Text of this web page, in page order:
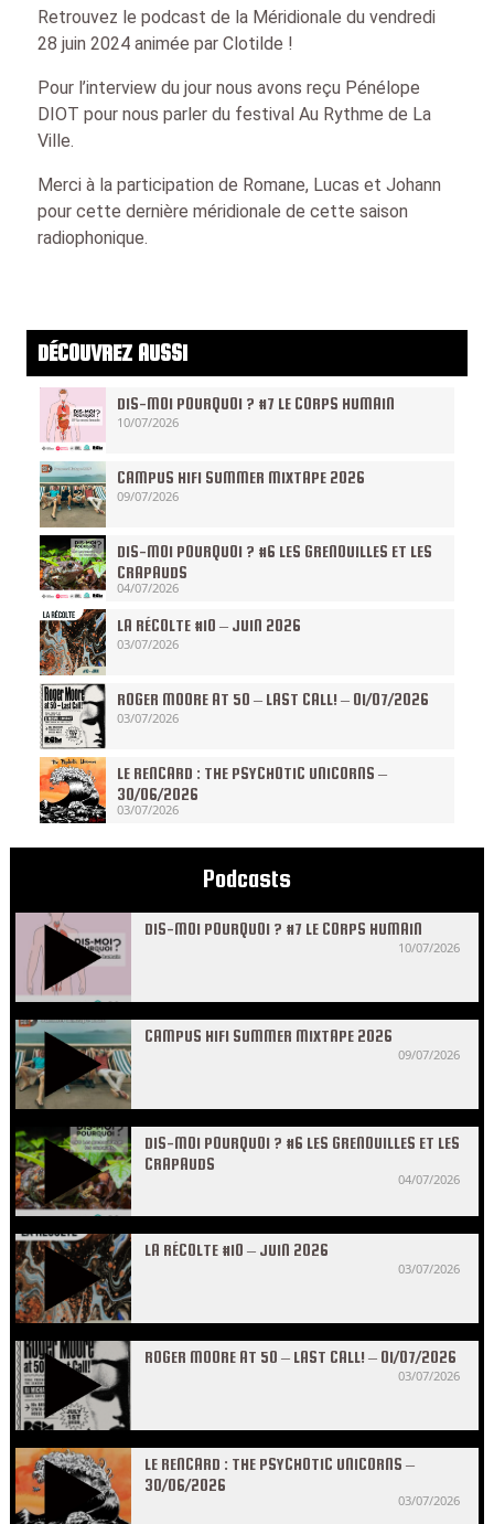
Retrouvez le podcast de la Méridionale du vendredi
28 juin 2024 animée par Clotilde !
Pour l’interview du jour nous avons reçu Pénélope
DIOT pour nous parler du festival Au Rythme de La
Ville.
Merci à la participation de Romane, Lucas et Johann
pour cette dernière méridionale de cette saison
radiophonique.
DÉCOUVREZ AUSSI
DIS-MOI POURQUOI ? #7 LE CORPS HUMAIN
10/07/2026
CAMPUS HIFI SUMMER MIXTAPE 2026
09/07/2026
DIS-MOI POURQUOI ? #6 LES GRENOUILLES ET LES
CRAPAUDS
04/07/2026
LA RÉCOLTE #10 – JUIN 2026
03/07/2026
ROGER MOORE AT 50 – LAST CALL! – 01/07/2026
03/07/2026
LE RENCARD : THE PSYCHOTIC UNICORNS –
30/06/2026
03/07/2026
Podcasts
DIS-MOI POURQUOI ? #7 LE CORPS HUMAIN
10/07/2026
CAMPUS HIFI SUMMER MIXTAPE 2026
09/07/2026
DIS-MOI POURQUOI ? #6 LES GRENOUILLES ET LES
CRAPAUDS
04/07/2026
LA RÉCOLTE #10 – JUIN 2026
03/07/2026
ROGER MOORE AT 50 – LAST CALL! – 01/07/2026
03/07/2026
LE RENCARD : THE PSYCHOTIC UNICORNS –
30/06/2026
03/07/2026